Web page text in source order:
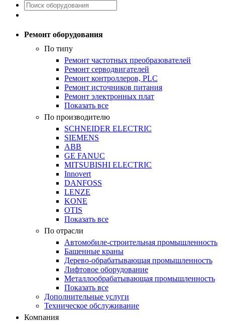
Ремонт оборудования
По типу
Ремонт частотных преобразователей
Ремонт серводвигателей
Ремонт контроллеров, PLC
Ремонт источников питания
Ремонт электронных плат
Показать все
По производителю
SCHNEIDER ELECTRIC
SIEMENS
ABB
GE FANUC
MITSUBISHI ELECTRIC
Innovert
DANFOSS
LENZE
KONE
OTIS
Показать все
По отрасли
Автомобиле-строительная промышленность
Башенные краны
Дерево-обрабатывающая промышленность
Лифтовое оборудование
Металлообрабатывающая промышленность
Показать все
Дополнительные услуги
Техническое обслуживание
Компания